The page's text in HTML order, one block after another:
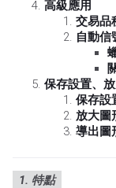
高級應用
交易品
自動信
保存設置、
保存設
放大圖
導出圖
1. 特點